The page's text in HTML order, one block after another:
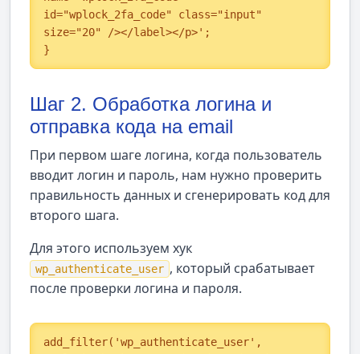
id="wplock_2fa_code" class="input"
size="20" /></label></p>';
}
Шаг 2. Обработка логина и
отправка кода на email
При первом шаге логина, когда пользователь
вводит логин и пароль, нам нужно проверить
правильность данных и сгенерировать код для
второго шага.
Для этого используем хук
wp_authenticate_user , который срабатывает
после проверки логина и пароля.
add_filter('wp_authenticate_user',